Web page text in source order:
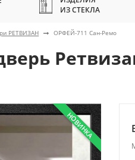
ИЗ СТЕКЛА
РЕТВИЗАН ОРФЕЙ-711 Сан-Ремо
НОВИНКА